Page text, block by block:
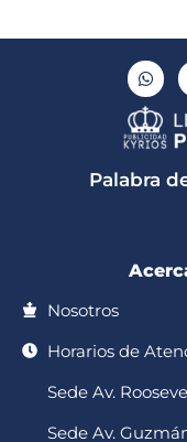
W
h
a
t
s
a
p
Palabra
Nosotros
Horarios de
Sede Av.
Sede Av.